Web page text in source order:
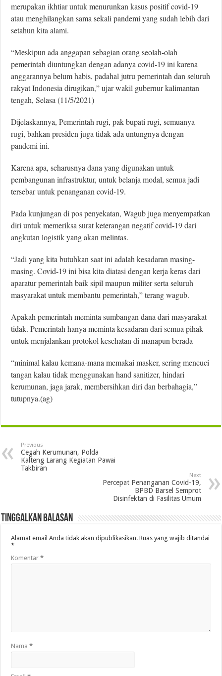
merupakan ikhtiar untuk menurunkan kasus positif covid-19
atau menghilangkan sama sekali pandemi yang sudah lebih dari
setahun kita alami.
“Meskipun ada anggapan sebagian orang seolah-olah
pemerintah diuntungkan dengan adanya covid-19 ini karena
anggarannya belum habis, padahal jutru pemerintah dan seluruh
rakyat Indonesia dirugikan,” ujar wakil gubernur kalimantan
tengah, Selasa (11/5/2021)
Dijelaskannya, Pemerintah rugi, pak bupati rugi, semuanya
rugi, bahkan presiden juga tidak ada untungnya dengan
pandemi ini.
Karena apa, seharusnya dana yang digunakan untuk
pembangunan infrastruktur, untuk belanja modal, semua jadi
tersebar untuk penanganan covid-19.
Pada kunjungan di pos penyekatan, Wagub juga menyempatkan
diri untuk memeriksa surat keterangan negatif covid-19 dari
angkutan logistik yang akan melintas.
“Jadi yang kita butuhkan saat ini adalah kesadaran masing-
masing. Covid-19 ini bisa kita diatasi dengan kerja keras dari
aparatur pemerintah baik sipil maupun militer serta seluruh
masyarakat untuk membantu pemerintah,” terang wagub.
Apakah pemerintah meminta sumbangan dana dari masyarakat
tidak. Pemerintah hanya meminta kesadaran dari semua pihak
untuk menjalankan protokol kesehatan di manapun berada
“minimal kalau kemana-mana memakai masker, sering mencuci
tangan kalau tidak menggunakan hand sanitizer, hindari
kerumunan, jaga jarak, membersihkan diri dan berbahagia,”
tutupnya.(ag)
Previous
Cegah Kerumunan, Polda
Kalteng Larang Kegiatan Pawai
Takbiran
Next
Percepat Penanganan Covid-19,
BPBD Barsel Semprot
Disinfektan di Fasilitas Umum
Tinggalkan Balasan
Alamat email Anda tidak akan dipublikasikan. Ruas yang wajib ditandai
*
Komentar*
Nama*